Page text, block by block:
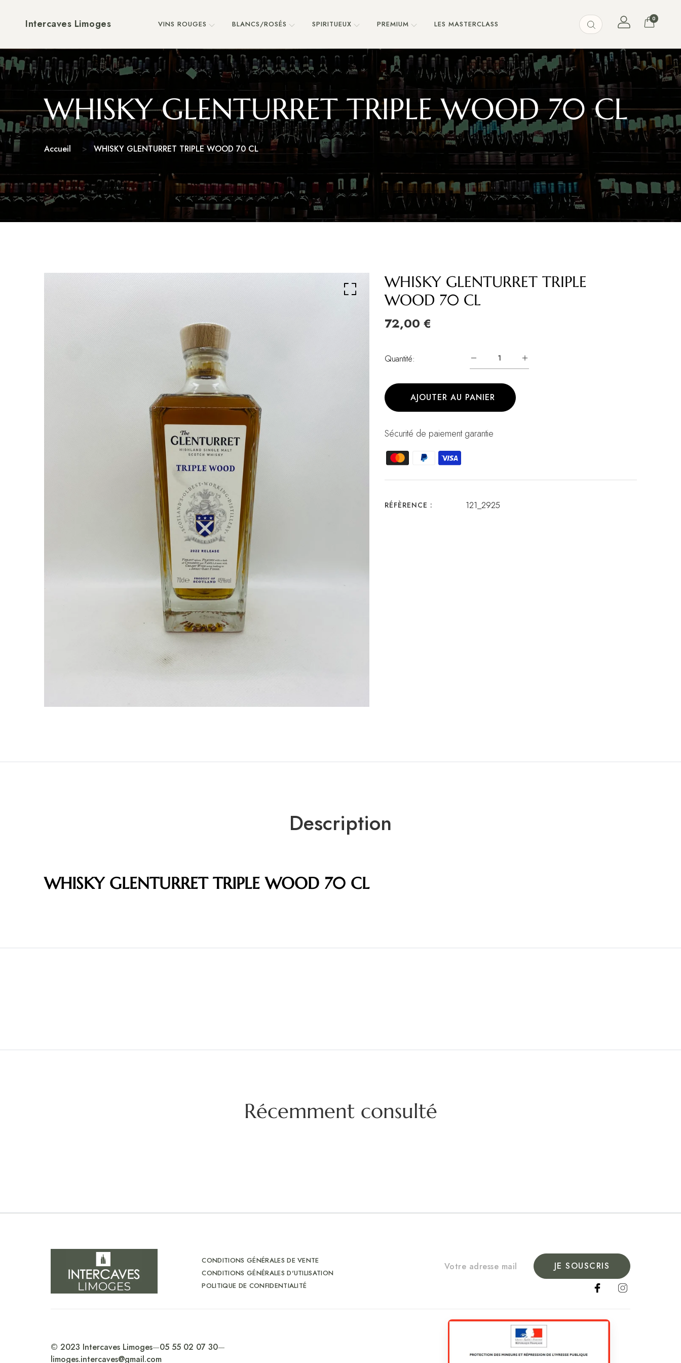
Intercaves Limoges VINS ROUGES BLANCS/ROSÉS SPIRITUEUX PREMIUM LES MASTERCLASS
0
WHISKY GLENTURRET TRIPLE WOOD 70 CL
Accueil WHISKY GLENTURRET TRIPLE WOOD 70 CL
WHISKY GLENTURRET TRIPLE
WOOD 70 CL
72,00 €
Quantité:
AJOUTER AU PANIER
Sécurité de paiement garantie
RÉFÈRENCE : 121_2925
Description
WHISKY GLENTURRET TRIPLE WOOD 70 CL
Récemment consulté
CONDITIONS GÉNÉRALES DE VENTE
CONDITIONS GÉNÉRALES D'UTILISATION
POLITIQUE DE CONFIDENTIALITÉ
JE SOUSCRIS
© 2023 Intercaves Limoges—05 55 02 07 30—
limoges.intercaves@gmail.com